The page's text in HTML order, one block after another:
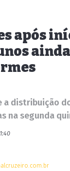
após
a distribuição
na segunda